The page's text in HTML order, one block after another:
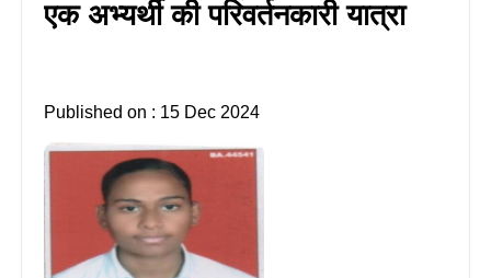
एक अभ्यर्थी की परिवर्तनकारी यात्रा
Published on : 15 Dec 2024